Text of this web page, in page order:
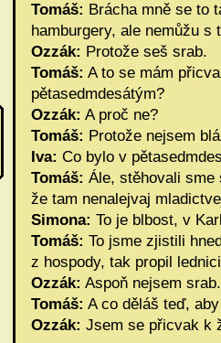
Tomáš: Brácha mně se to
hamburgery, ale nemůžu s
Ozzák: Protože seš srab.
Tomáš: A to se mám
pětasedmdesátým?
Ozzák: A proč ne?
Tomáš: Protože nejsem
Iva: Co bylo v
Tomáš: Ále, stěhovali sme
že tam nenalejvaj
Simona: To je blbost, v
Tomáš: To jsme zjistili
z hospody, tak propil
Ozzák: Aspoň nejsem srab.
Tomáš: A co děláš teď,
Ozzák: Jsem se přicvak k